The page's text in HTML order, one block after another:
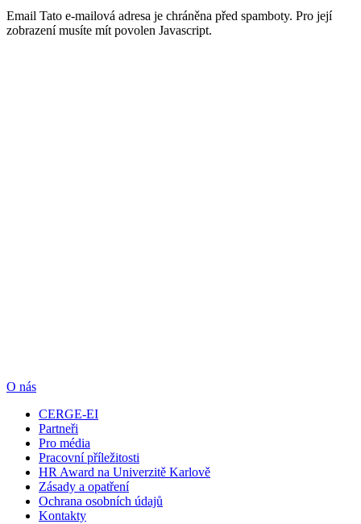
Email Tato e-mailová adresa je chráněna před spamboty. Pro její
zobrazení musíte mít povolen Javascript.
O nás
CERGE-EI
Partneři
Pro média
Pracovní příležitosti
HR Award na Univerzitě Karlově
Zásady a opatření
Ochrana osobních údajů
Kontakty